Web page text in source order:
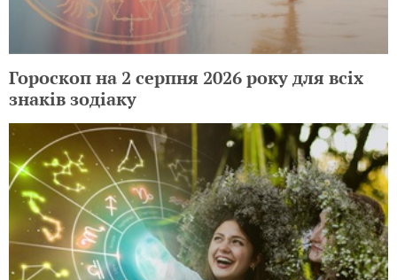
Гороскоп на 2 серпня 2026 року для всіх
знаків зодіаку